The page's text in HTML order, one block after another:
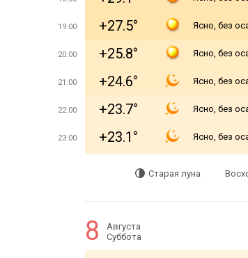
19:00 +27.5° Ясно, без
20:00 +25.8° Ясно, без
21:00 +24.6° Ясно, без
22:00 +23.7° Ясно, без
23:00 +23.1° Ясно, без
Старая луна
8
Августа
Суббота